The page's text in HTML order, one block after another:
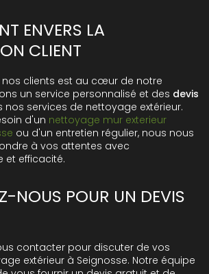
ENVERS LA
CLIENT
clients est au cœur de notre
un service personnalisé et des devis
nos services de nettoyage extérieur.
d'un nettoyage mur exterieur
ou d'un entretien régulier, nous nous
à vos attentes avec
et efficacité.
NOUS POUR UN DEVIS
contacter pour discuter de vos
extérieur à Seignosse. Notre équipe